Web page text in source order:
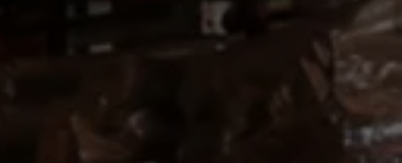
Volkswagen Transporter Camper
Volkswagen Caddy California
Volkswagen California
Volkswagen Grand California
Digital Showroom
Club Fidelización
Alquiler de furgonetas Xtravans